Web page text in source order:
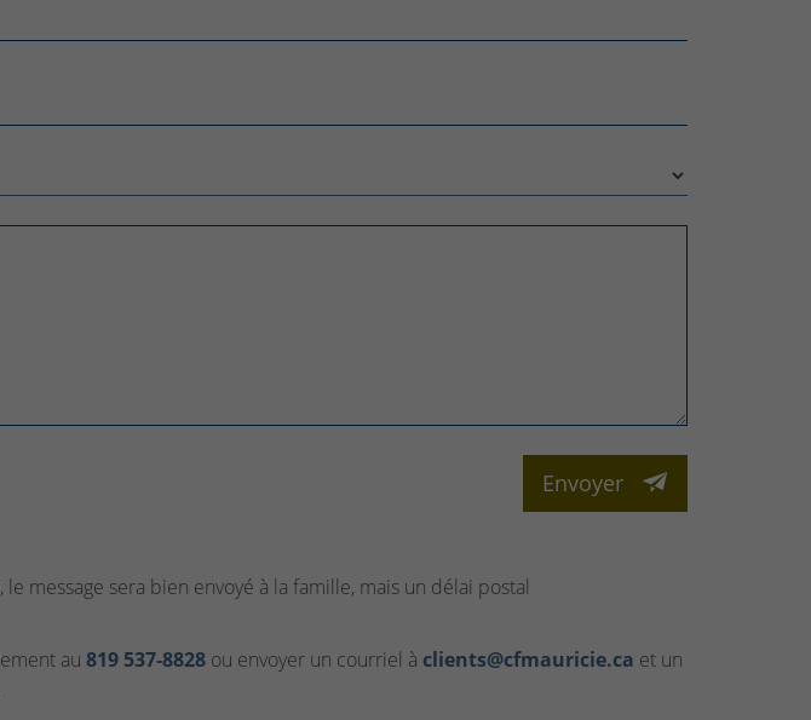
Envoyer
message sera bien envoyé à la famille, mais un délai postal
au 819 537‑8828ou envoyer un courriel à clients@cfmauricie.ca et un